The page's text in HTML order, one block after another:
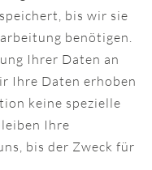
bis wir sie
benötigen.
Ihrer Daten an
Ihre Daten erhoben
keine spezielle
Ihre
bis der Zweck für